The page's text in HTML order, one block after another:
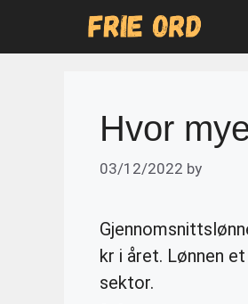
Hvor
03/12/2022 by
kr i året. Lønnen
sektor.